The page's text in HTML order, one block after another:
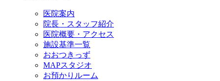
医院案内
院長・スタッフ紹介
医院概要・アクセス
施設基準一覧
おおつきっず
MAPスタジオ
お預かりルーム